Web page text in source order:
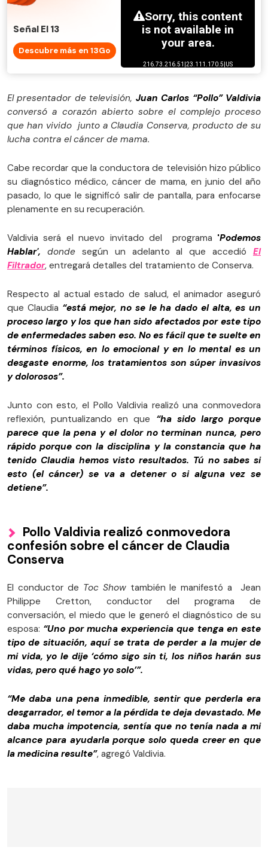
Señal El 13
Descubre más en 13Go
El presentador de televisión, Juan Carlos “Pollo” Valdivia
conversó a corazón abierto sobre el complejo proceso
que han vivido junto a Claudia Conserva, producto de su
lucha contra el cáncer de mama.
Cabe recordar que la conductora de televisión hizo público
su diagnóstico médico, cáncer de mama, en junio del año
pasado, lo que le significó salir de pantalla, para enfocarse
plenamente en su recuperación.
Valdivia será el nuevo invitado del programa 'Podemos
Hablar', donde según un adelanto al que accedió El
Filtrador, entregará detalles del tratamiento de Conserva.
Respecto al actual estado de salud, el animador aseguró
que Claudia “está mejor, no se le ha dado el alta, es un
proceso largo y los que han sido afectados por este tipo
de enfermedades saben eso. No es fácil que te suelte en
términos físicos, en lo emocional y en lo mental es un
desgaste enorme, los tratamientos son súper invasivos
y dolorosos”.
Junto con esto, el Pollo Valdivia realizó una conmovedora
reflexión, puntualizando en que “ha sido largo porque
parece que la pena y el dolor no terminan nunca, pero
rápido porque con la disciplina y la constancia que ha
tenido Claudia hemos visto resultados. Tú no sabes si
esto (el cáncer) se va a detener o si alguna vez se
detiene”.
Pollo Valdivia realizó conmovedora
confesión sobre el cáncer de Claudia
Conserva
El conductor de Toc Show también le manifestó a Jean
Philippe Cretton, conductor del programa de
conversación, el miedo que le generó el diagnóstico de su
esposa: “Uno por mucha experiencia que tenga en este
tipo de situación, aquí se trata de perder a la mujer de
mi vida, yo le dije ‘cómo sigo sin ti, los niños harán sus
vidas, pero qué hago yo solo’”.
“Me daba una pena inmedible, sentir que perderla era
desgarrador, el temor a la pérdida te deja devastado. Me
daba mucha impotencia, sentía que no tenía nada a mi
alcance para ayudarla porque solo queda creer en que
la medicina resulte”, agregó Valdivia.